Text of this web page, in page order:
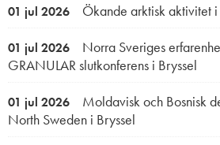
01 jul 2026 Ökande arktisk aktivitet i
01 jul 2026
Norra Sveriges
GRANULAR slutkonferens i Bryssel
01 jul 2026
Moldavisk och Bosnisk
North Sweden i Bryssel